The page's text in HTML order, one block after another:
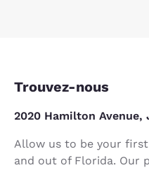
Trouvez-nous
2020 Hamilton Avenue,
Allow us to be your
and out of Florida. Our